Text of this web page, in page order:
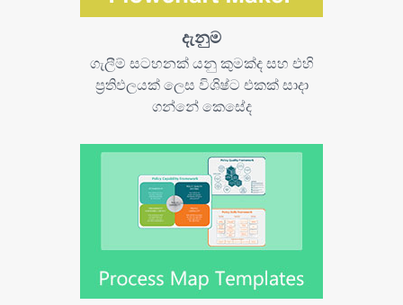
දැනුම
ගැලීම් සටහනක් යනු කුමක්ද සහ එහි
ප්‍රතිඵලයක් ලෙස විශිෂ්ට එකක් සාදා
ගන්නේ කෙසේද